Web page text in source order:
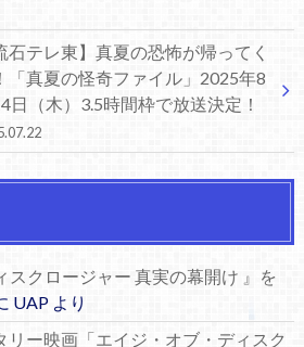
石テレ東】真夏の恐怖が帰ってく
「真夏の怪奇ファイル」2025年8
日（木）3.5時間枠で放送決定！
スクロージャー 真実の幕開け 』を
UAPより
リー映画「エイジ・オブ・ディスク